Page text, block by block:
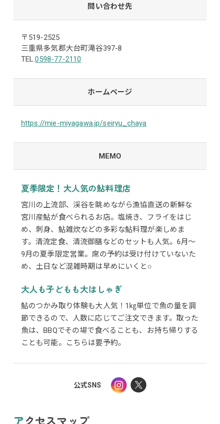
問い合わせ先
〒519-2525
三重県多気郡大台町滝谷397-8
TEL.0598-77-2110
ホームページ
https://mie-miyagawa.jp/seiryu_chaya
MEMO
夏季限定！大人気の鮎料理店
宮川の上流部、渓谷を眺めながら漁協直送の新鮮な
宮川産鮎が食べられるお店。塩焼き、フライをはじ
め、刺身、鮎雑炊などの多彩な鮎料理が楽しめま
す。清流定食、清流御膳などのセットも人気。6月～
9月の夏季限定営業。席の予約は受け付けていないた
め、土日など混雑時期は早めにいくと○
大人も子どもも大はしゃぎ
鮎のつかみ取り体験も大人気！1㎏単位で魚の量を調
節できるので、人数に応じてご注文できます。取った
魚は、BBQでその場で食べることも、お持ち帰りする
ことも可能。こちらは要予約。
公式SNS
アクセスマップ